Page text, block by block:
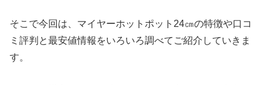
そこで今回は、マイヤーホットポット24㎝の特徴や口コ
ミ評判と最安値情報をいろいろ調べてご紹介していきま
す。